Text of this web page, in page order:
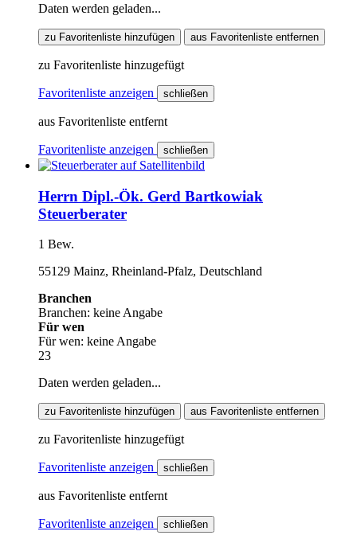
Daten werden geladen...
zu Favoritenliste hinzufügen aus Favoritenliste entfernen
zu Favoritenliste hinzugefügt
Favoritenliste anzeigen schließen
aus Favoritenliste entfernt
Favoritenliste anzeigen schließen
Herrn Dipl.-Ök. Gerd Bartkowiak
Steuerberater
1 Bew.
55129 Mainz, Rheinland-Pfalz, Deutschland
Branchen
Branchen: keine Angabe
Für wen
Für wen: keine Angabe
23
Daten werden geladen...
zu Favoritenliste hinzufügen aus Favoritenliste entfernen
zu Favoritenliste hinzugefügt
Favoritenliste anzeigen schließen
aus Favoritenliste entfernt
Favoritenliste anzeigen schließen